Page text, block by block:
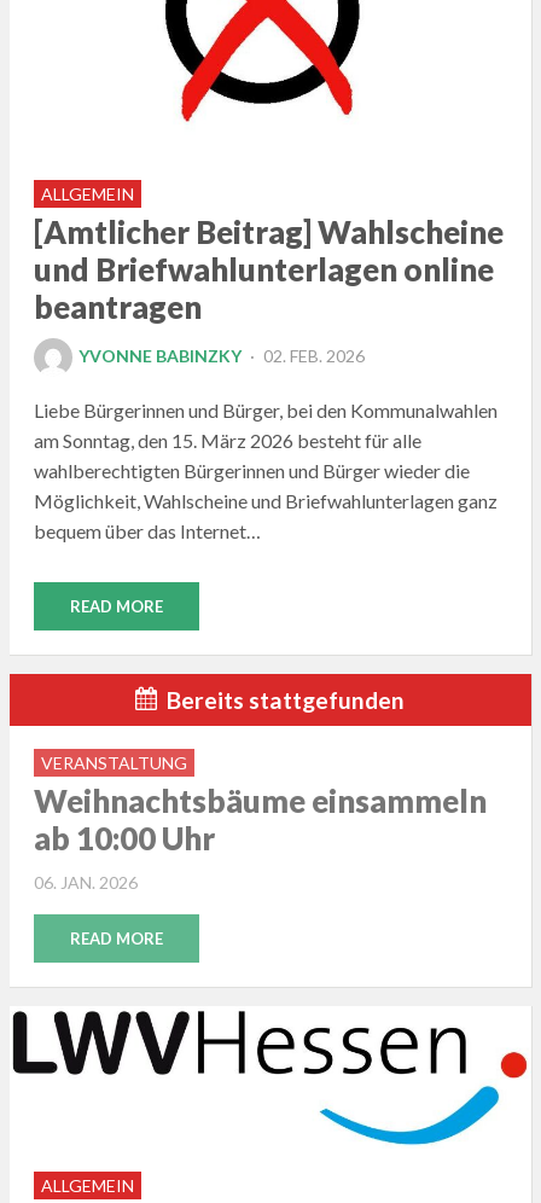
ALLGEMEIN
[Amtlicher Beitrag] Wahlscheine
und Briefwahlunterlagen online
beantragen
YVONNE BABINZKY
POSTED
02. FEB. 2026
Liebe Bürgerinnen und Bürger, bei den Kommunalwahlen
am Sonntag, den 15. März 2026 besteht für alle
wahlberechtigten Bürgerinnen und Bürger wieder die
Möglichkeit, Wahlscheine und Briefwahlunterlagen ganz
bequem über das Internet…
READ MORE
Bereits stattgefunden
VERANSTALTUNG
Weihnachtsbäume einsammeln
ab 10:00 Uhr
POSTED
06. JAN. 2026
READ MORE
ALLGEMEIN